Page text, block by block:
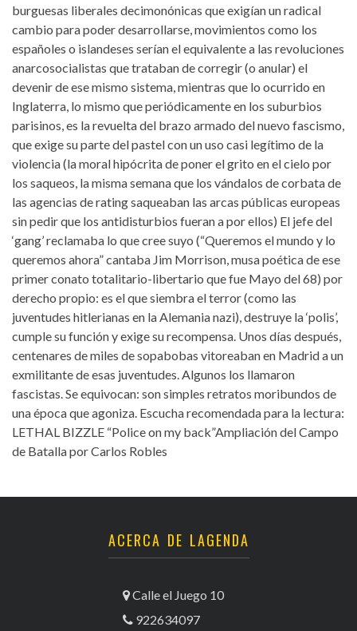
burguesas liberales decimonónicas que exigían un radical
cambio para poder desarrollarse, movimientos como los
españoles o islandeses serían el equivalente a las revoluciones
anarcosocialistas que trataban de corregir (o anular) el
devenir de ese mismo sistema, mientras que lo ocurrido en
Inglaterra, lo mismo que periódicamente en los suburbios
parisinos, es la revuelta del brazo armado del nuevo fascismo,
que exige su parte del pastel con un uso casi legítimo de la
violencia (la moral hipócrita de poner el grito en el cielo por
los saqueos, la misma semana que los vándalos de corbata de
las agencias de rating saqueaban las arcas públicas europeas
sin pedir que los antidisturbios fueran a por ellos) El jefe del
‘gang’ reclamaba lo que cree suyo (“Queremos el mundo y lo
queremos ahora” cantaba Jim Morrison, musa poética de ese
primer conato totalitario-libertario que fue Mayo del 68) por
derecho propio: es el que siembra el terror (como las
juventudes hitlerianas en la Alemania nazi), destruye la ‘polis’,
cumple su función y exige su recompensa. Unos días después,
centenares de miles de sopabobas vitoreaban en Madrid a un
exmilitante de esas juventudes. Algunos los llamaron
fascistas. Se equivocan: son simples retratos moribundos de
una época que agoniza. Escucha recomendada para la lectura:
LETHAL BIZZLE “Police on my back”Ampliación del Campo
de Batalla por Carlos Robles
ACERCA DE LAGENDA
Calle el Juego 10
922634097